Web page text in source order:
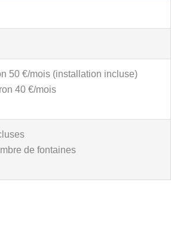
50 €/mois (installation incluse)
40 €/mois
de fontaines